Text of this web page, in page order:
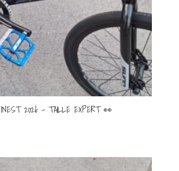
2026 – TAILLE EXPERT 👀